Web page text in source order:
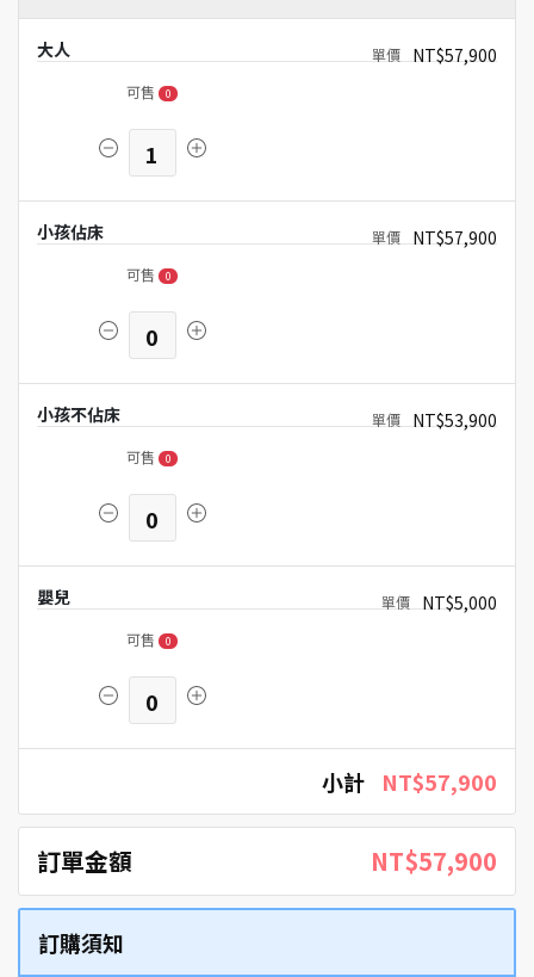
大人 NT$57,900
可售 0
1
小孩佔床 NT$57,900
可售 0
0
小孩不佔床 NT$53,900
可售 0
0
嬰兒 NT$5,000
可售 0
0
小計 NT$57,900
訂單金額 NT$57,900
訂購須知